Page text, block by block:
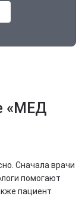
«МЕД
Сначала врачи
помогают
пациент